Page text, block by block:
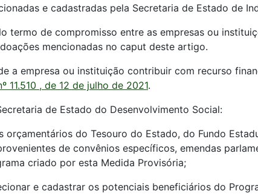
e cadastradas pela Secretaria de Estado de
termo de compromisso entre as empresas ou
mencionadas no caput deste artigo.
a empresa ou instituição contribuir com recurso
11.510 , de 12 de julho de 2021.
de Estado do Desenvolvimento Social:
orçamentários do Tesouro do Estado, do Fundo
de convênios específicos, emendas
criado por esta Medida Provisória;
e cadastrar os potenciais beneficiários do